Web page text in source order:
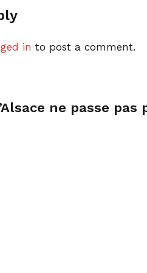
in to post a comment.
ne passe pas